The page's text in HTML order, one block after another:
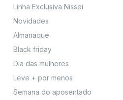
Linha Exclusiva Nissei
Novidades
Almanaque
Black friday
Dia das mulheres
Leve + por menos
Semana do aposentado